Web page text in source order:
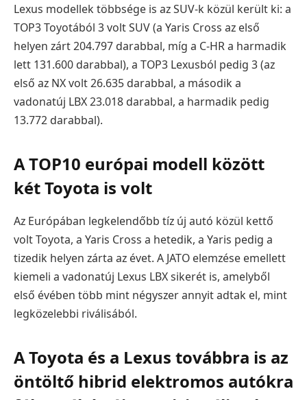
Lexus modellek többsége is az SUV-k közül került ki: a
TOP3 Toyotából 3 volt SUV (a Yaris Cross az első
helyen zárt 204.797 darabbal, míg a C-HR a harmadik
lett 131.600 darabbal), a TOP3 Lexusból pedig 3 (az
első az NX volt 26.635 darabbal, a második a
vadonatúj LBX 23.018 darabbal, a harmadik pedig
13.772 darabbal).
A TOP10 európai modell között
két Toyota is volt
Az Európában legkelendőbb tíz új autó közül kettő
volt Toyota, a Yaris Cross a hetedik, a Yaris pedig a
tizedik helyen zárta az évet. A JATO elemzése emellett
kiemeli a vadonatúj Lexus LBX sikerét is, amelyből
első évében több mint négyszer annyit adtak el, mint
legközelebbi riválisából.
A Toyota és a Lexus továbbra is az
öntöltő hibrid elektromos autókra